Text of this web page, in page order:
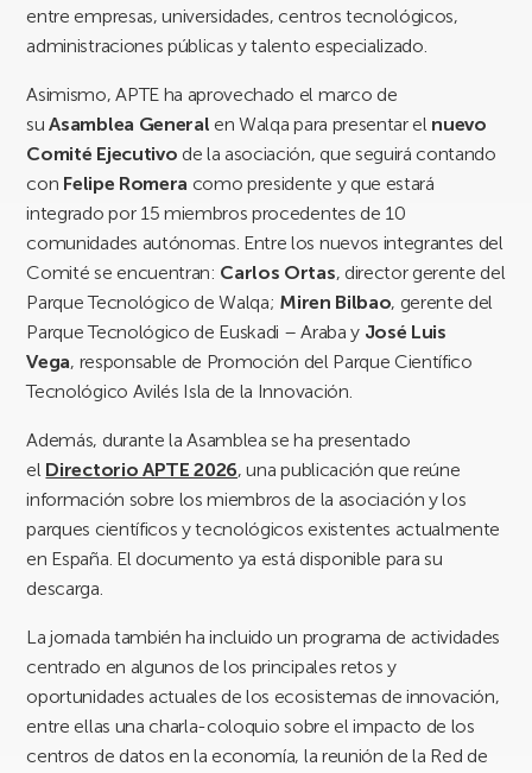
entre empresas, universidades, centros tecnológicos,
administraciones públicas y talento especializado.
Asimismo, APTE ha aprovechado el marco de
suAsamblea General en Walqa para presentar el nuevo
Comité Ejecutivo de la asociación, que seguirá contando
con Felipe Romera como presidente y que estará
integrado por 15 miembros procedentes de 10
comunidades autónomas. Entre los nuevos integrantes del
Comité se encuentran: Carlos Ortas, director gerente del
Parque Tecnológico de Walqa; Miren Bilbao, gerente del
Parque Tecnológico de Euskadi – Araba y José Luis
Vega, responsable de Promoción del Parque Científico
Tecnológico Avilés Isla de la Innovación.
Además, durante la Asamblea se ha presentado
el Directorio APTE 2026, una publicación que reúne
información sobre los miembros de la asociación y los
parques científicos y tecnológicos existentes actualmente
en España. El documento ya está disponible para su
descarga.
La jornada también ha incluido un programa de actividades
centrado en algunos de los principales retos y
oportunidades actuales de los ecosistemas de innovación,
entre ellas una charla-coloquio sobre el impacto de los
centros de datos en la economía, la reunión de la Red de